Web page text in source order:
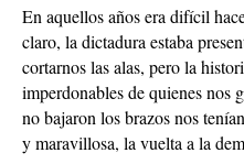
En aquellos años era difícil
claro, la dictadura estaba
cortarnos las alas, pero la
imperdonables de quienes nos
no bajaron los brazos nos
y maravillosa, la vuelta a la